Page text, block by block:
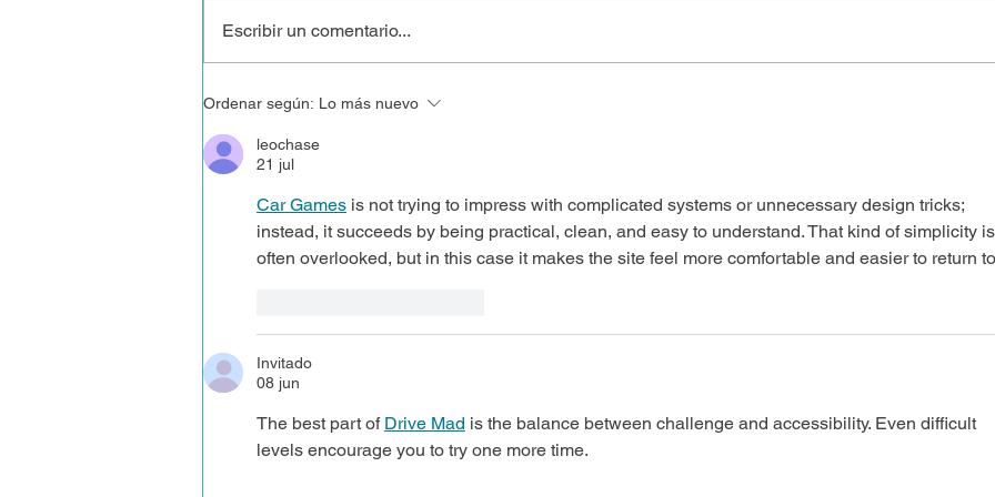
Convocatoria de la
revista Signo de los
tiempos para 2026
Escribir un comentario...
Ordenar según: Lo más nuevo
leochase
21 jul
Car Games is not trying to impress with complicated systems or unnecessary design tricks;
instead, it succeeds by being practical, clean, and easy to understand. That kind of simplicity is
often overlooked, but in this case it makes the site feel more comfortable and easier to return
Invitado
08 jun
The best part of Drive Mad is the balance between challenge and accessibility. Even difficult
levels encourage you to try one more time.